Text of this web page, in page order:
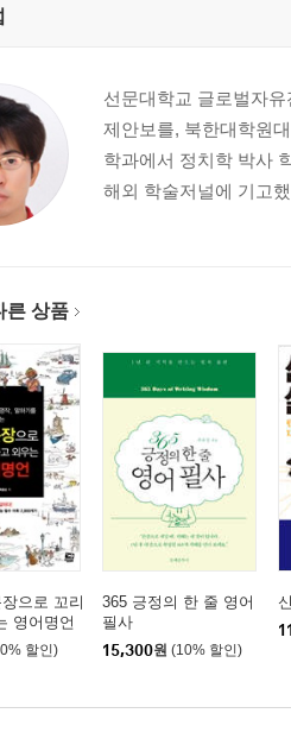
선문대학교 글로벌자
제안보를, 북한대학원
학과에서 정치학 박사
해외 학술저널에 기고
른 상품
으로 꼬리
영어명언
할인)
365 긍정의 한 줄 영어
필사
15,300원 (10% 할인)